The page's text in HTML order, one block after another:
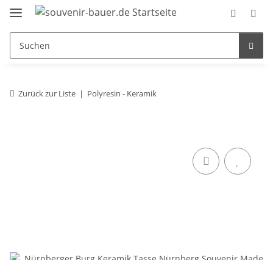
Zurück zur Liste Polyresin - Keramik